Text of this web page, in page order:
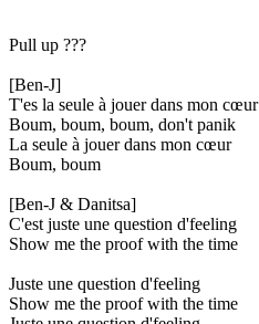
Pull up ???
[Ben-J]
T'es la seule à jouer dans mon cœur
Boum, boum, boum, don't panik
La seule à jouer dans mon cœur
Boum, boum
[Ben-J & Danitsa]
C'est juste une question d'feeling
Show me the proof with the time
Juste une question d'feeling
Show me the proof with the time